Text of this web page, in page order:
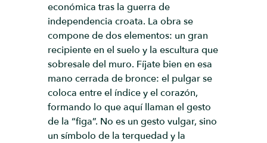
económica tras la guerra de
independencia croata. La obra se
compone de dos elementos: un gran
recipiente en el suelo y la escultura que
sobresale del muro. Fíjate bien en esa
mano cerrada de bronce: el pulgar se
coloca entre el índice y el corazón,
formando lo que aquí llaman el gesto
de la “figa”. No es un gesto vulgar, sino
un símbolo de la terquedad y la